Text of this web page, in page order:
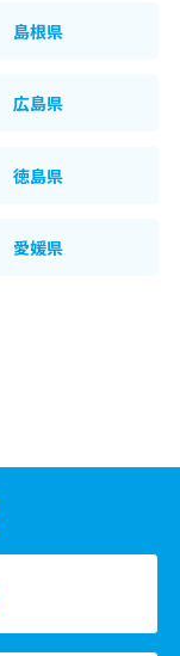
島根県
広島県
徳島県
愛媛県